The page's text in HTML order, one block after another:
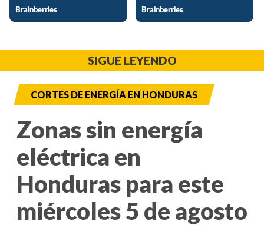
SIGUE LEYENDO
CORTES DE ENERGÍA EN HONDURAS
Zonas sin energía
eléctrica en
Honduras para este
miércoles 5 de agosto